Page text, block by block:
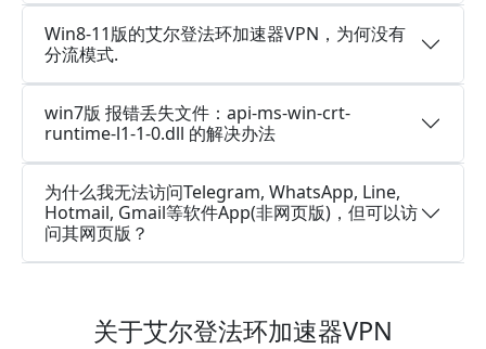
Win8-11版的艾尔登法环加速器VPN，为何没有
分流模式.
win7版 报错丢失文件：api-ms-win-crt-
runtime-l1-1-0.dll 的解决办法
为什么我无法访问Telegram, WhatsApp, Line,
Hotmail, Gmail等软件App(非网页版)，但可以访
问其网页版？
关于艾尔登法环加速器VPN